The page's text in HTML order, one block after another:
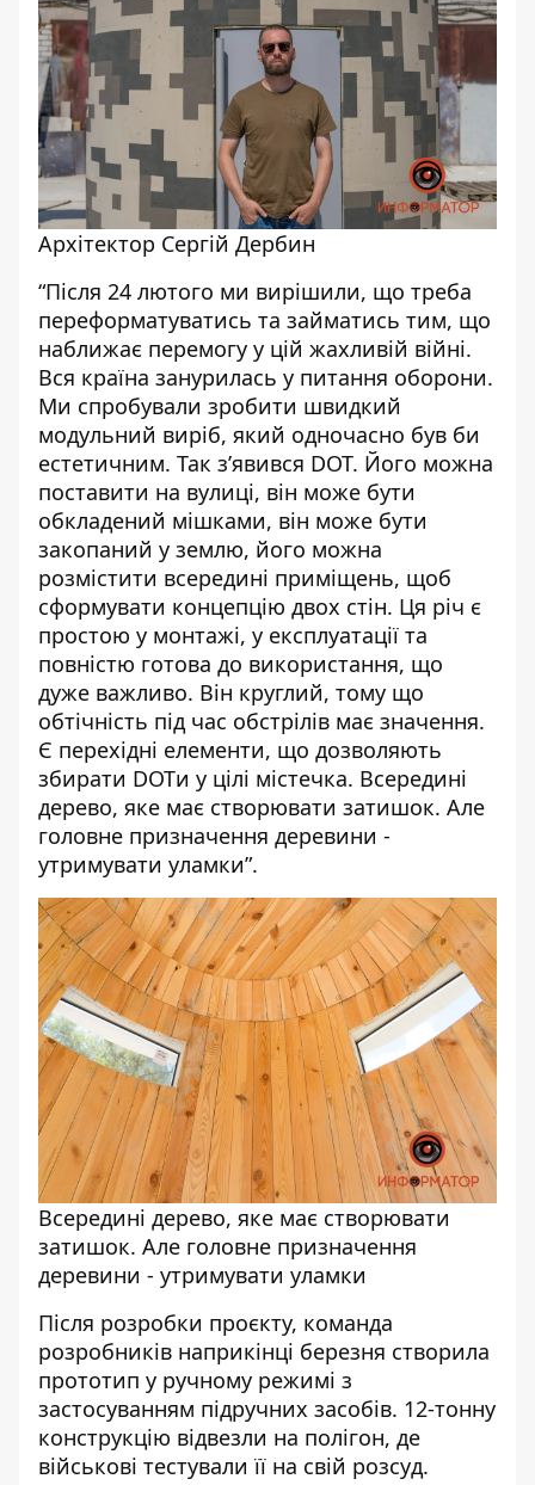
Архітектор Сергій Дербин
“Після 24 лютого ми вирішили, що треба
переформатуватись та займатись тим, що
наближає перемогу у цій жахливій війні.
Вся країна занурилась у питання оборони.
Ми спробували зробити швидкий
модульний виріб, який одночасно був би
естетичним. Так з’явився DOT. Його можна
поставити на вулиці, він може бути
обкладений мішками, він може бути
закопаний у землю, його можна
розмістити всередині приміщень, щоб
сформувати концепцію двох стін. Ця річ є
простою у монтажі, у експлуатації та
повністю готова до використання, що
дуже важливо. Він круглий, тому що
обтічність під час обстрілів має значення.
Є перехідні елементи, що дозволяють
збирати DOTи у цілі містечка. Всередині
дерево, яке має створювати затишок. Але
головне призначення деревини -
утримувати уламки”.
Всередині дерево, яке має створювати
затишок. Але головне призначення
деревини - утримувати уламки
Після розробки проєкту, команда
розробників наприкінці березня створила
прототип у ручному режимі з
застосуванням підручних засобів. 12-тонну
конструкцію відвезли на полігон, де
військові тестували її на свій розсуд.